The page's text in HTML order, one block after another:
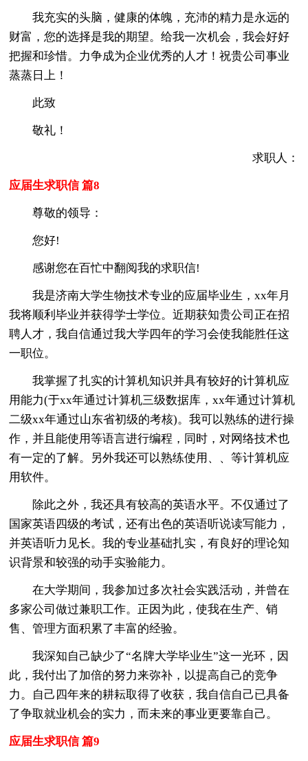
我充实的头脑，健康的体魄，充沛的精力是永远的
财富，您的选择是我的期望。给我一次机会，我会好好
把握和珍惜。力争成为企业优秀的人才！祝贵公司事业
蒸蒸日上！
此致
敬礼！
求职人：
应届生求职信 篇8
尊敬的领导：
您好!
感谢您在百忙中翻阅我的求职信!
我是济南大学生物技术专业的应届毕业生，xx年月
我将顺利毕业并获得学士学位。近期获知贵公司正在招
聘人才，我自信通过我大学四年的学习会使我能胜任这
一职位。
我掌握了扎实的计算机知识并具有较好的计算机应
用能力(于xx年通过计算机三级数据库，xx年通过计算机
二级xx年通过山东省初级的考核)。我可以熟练的进行操
作，并且能使用等语言进行编程，同时，对网络技术也
有一定的了解。另外我还可以熟练使用、、等计算机应
用软件。
除此之外，我还具有较高的英语水平。不仅通过了
国家英语四级的考试，还有出色的英语听说读写能力，
并英语听力见长。我的专业基础扎实，有良好的理论知
识背景和较强的动手实验能力。
在大学期间，我参加过多次社会实践活动，并曾在
多家公司做过兼职工作。正因为此，使我在生产、销
售、管理方面积累了丰富的经验。
我深知自己缺少了“名牌大学毕业生”这一光环，因
此，我付出了加倍的努力来弥补，以提高自己的竞争
力。自己四年来的耕耘取得了收获，我自信自己已具备
了争取就业机会的实力，而未来的事业更要靠自己。
应届生求职信 篇9